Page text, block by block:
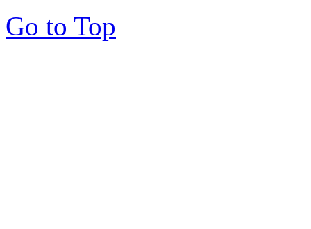
Go to Top